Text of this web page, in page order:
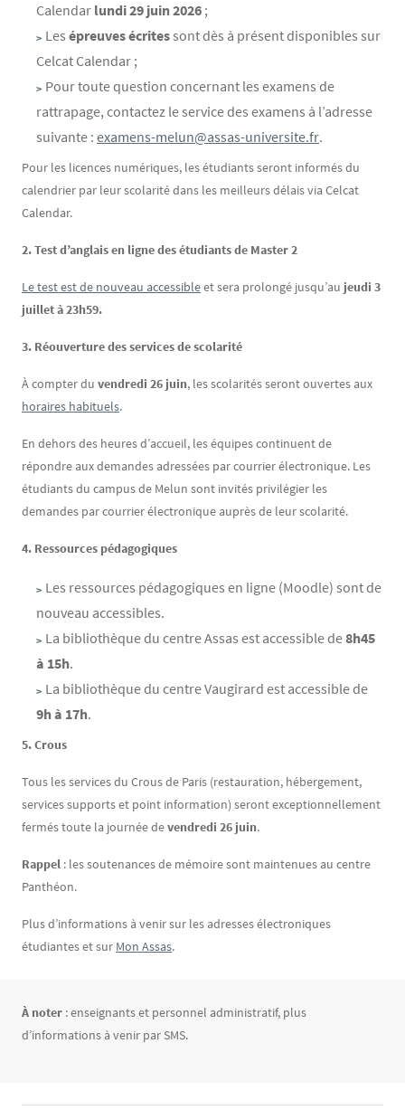
Calendar lundi 29 juin 2026 ;
Les épreuves écritessont dès à présent disponibles sur
Celcat Calendar ;
Pour toute question concernant les examens de
rattrapage, contactez le service des examens à l’adresse
suivante : examens-melun@assas-universite.fr.
Pour les licences numériques, les étudiants seront informés du
calendrier par leur scolarité dans les meilleurs délais via Celcat
Calendar.
2. Test d’anglais en ligne des étudiants de Master 2
Le test est de nouveau accessibleet sera prolongé jusqu’au jeudi 3
juillet à 23h59.
3. Réouverture des services de scolarité
À compter du vendredi 26 juin, les scolarités seront ouvertes aux
horaires habituels.
En dehors des heures d’accueil, les équipes continuent de
répondre aux demandes adressées par courrier électronique. Les
étudiants du campus de Melun sont invités privilégier les
demandes par courrier électronique auprès de leur scolarité.
4. Ressources pédagogiques
Les ressources pédagogiques en ligne (Moodle) sont de
nouveau accessibles.
La bibliothèque du centre Assas est accessible de8h45
à 15h.
La bibliothèque du centre Vaugirard est accessible de
9h à 17h.
5. Crous
Tous les services du Crous de Paris (restauration, hébergement,
services supports et point information) seront exceptionnellement
fermés toute la journée devendredi 26 juin.
Rappel : les soutenances de mémoire sont maintenues au centre
Panthéon.
Plus d’informations à venir sur les adresses électroniques
étudiantes et sur Mon Assas.
Texte
À noter : enseignants et personnel administratif, plus
d’informations à venir par SMS.